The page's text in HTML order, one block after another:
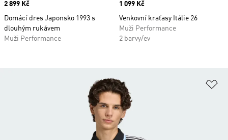
Price
2 899 Kč
Domácí dres Japonsko 1993 s
dlouhým rukávem
Muži Performance
Price
1 099 Kč
Venkovní kraťasy Itálie 26
Muži Performance
2 barvy/ev